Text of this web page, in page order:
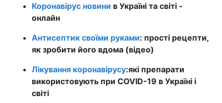
Коронавірус новини в Україні та світі -
онлайн
Антисептик своїми руками: прості рецепти,
як зробити його вдома (відео)
Лікування коронавірусу:які препарати
використовують при COVID-19 в Україні і
світі